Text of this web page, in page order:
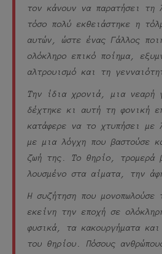
τον κάνουν να παρατήσει τη
τόσο πολύ εκθειάστηκε η
αυτών, ώστε ένας Γάλλος
ολόκληρο επικό ποίημα,
αλτρουισμό και τη
Την ίδια χρονιά, μια νεαρή
δέχτηκε κι αυτή τη φονική
κατάφερε να το χτυπήσει με
με μια λόγχη που βαστούσε
ζωή της. Το θηρίο, τρομερά
λουσμένο στα αίματα, την
Η συζήτηση που μονοπωλούσε
εκείνη την εποχή σε
φυσικά, τα κακουργήματα
του θηρίου. Πόσους